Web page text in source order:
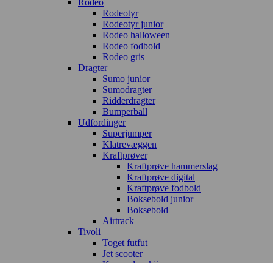
Rodeo
Rodeotyr
Rodeotyr junior
Rodeo halloween
Rodeo fodbold
Rodeo gris
Dragter
Sumo junior
Sumodragter
Ridderdragter
Bumperball
Udfordinger
Superjumper
Klatrevæggen
Kraftprøver
Kraftprøve hammerslag
Kraftprøve digital
Kraftprøve fodbold
Boksebold junior
Boksebold
Airtrack
Tivoli
Toget futfut
Jet scooter